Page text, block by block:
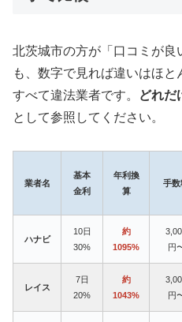
北茨城市の方が「口コミが良
も、数字で見れば違いはほ
すべて違法業者です。
どれだ
として参照してください。
業者名
基本
金利
年利換
算
手数
ハナビ
10日
30%
約
1095%
円
レイス
7日
20%
約
1043%
円